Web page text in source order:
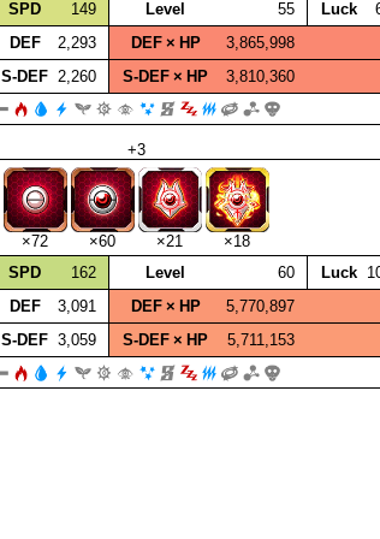
SPD 149 Level 55 Luck
DEF 2,293 DEF × HP
3,865,998
S‑DEF 2,260 S‑DEF × HP 3,810,360
+3
×72 ×60 ×21
×18
SPD 162 Level 60 Luck
DEF 3,091 DEF × HP
5,770,897
S‑DEF 3,059 S‑DEF × HP 5,711,153